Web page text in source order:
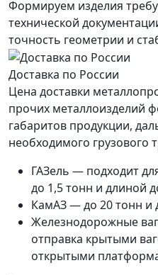
Формируем изделия
технической
точность геометрии и
Доставка по России
Цена доставки
прочих металлоизделий
габаритов продукции,
необходимого грузового
ГАЗель — подходит
до 1,5 тонн и длиной
КамАЗ — до 20 тонн и
Железнодорожные
отправка крытыми
открытыми